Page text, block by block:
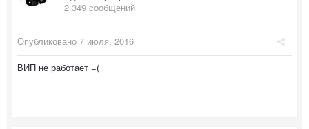
2 349 сообщений
Опубликовано 7 июля, 2016
ВИП не работает =(